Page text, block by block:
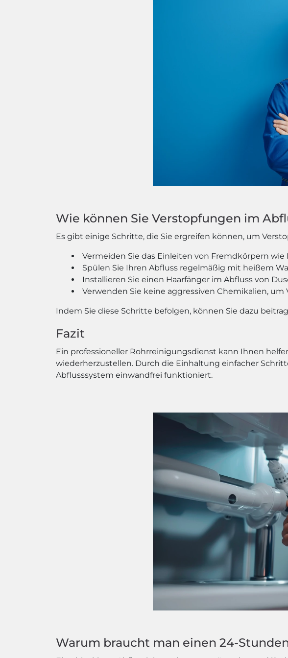
Wie können Sie Verstopfungen im
Es gibt einige Schritte, die Sie ergreifen können, um
Vermeiden Sie das Einleiten von Fremdkörpern
Spülen Sie Ihren Abfluss regelmäßig mit heißem
Installieren Sie einen Haarfänger im Abfluss von
Verwenden Sie keine aggressiven Chemikalien,
Indem Sie diese Schritte befolgen, können Sie dazu
Fazit
Ein professioneller Rohrreinigungsdienst kann Ihnen
wiederherzustellen. Durch die Einhaltung einfacher
Abflusssystem einwandfrei funktioniert.
Warum braucht man einen 24-